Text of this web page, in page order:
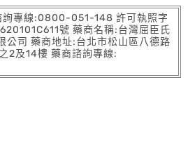
詢專線:0800-051-148 許可執照字
號 藥商名稱:台灣屈臣氏
公司 藥商地址:台北市松山區八德路
2及14樓 藥商諮詢專線: